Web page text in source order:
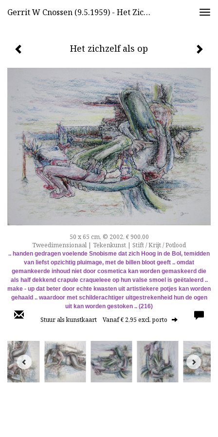
Gerrit W Cnossen (9.5.1959) - Het Zichzelf Als Op
Het zichzelf als op
50 x 65 cm, © 2002, € 900,00
Tweedimensionaal | Tekenkunst | Stift / Krijt / Potlood
.. handen gedragen voelende Snobisme dat zich Hoog in de Bol, temidden
van liefst opzichtig pluimage, met de billen bloot geeft .. omdat
gemankeerde inhoud niet door cosmetica kan worden gemaskeerd die
als half dekkend crapule craqueleee op hun valse smoel is geëtaleerd ..
make - up dat beter door echte kwasten uit artistiekere potjes kan worden
gehaald .. waardoor met schilderachtiger uitgestrekenheid hun de ogen
uit kan worden gestoken .. (216)
Stuur als kunstkaart Vanaf € 2,95 excl. porto